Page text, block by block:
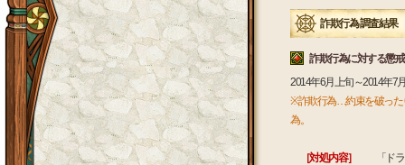
詐欺行為 調査結果
詐欺行為に対する懲
2014年6月上旬～2014年7
※詐欺行為…約束を破った
為。
［対処内容］ 「ドラゴ